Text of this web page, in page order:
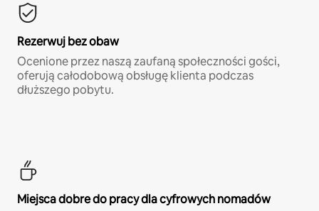
Rezerwuj bez obaw
Ocenione przez naszą zaufaną społeczności gości,
oferują całodobową obsługę klienta podczas
dłuższego pobytu.
Miejsca dobre do pracy dla cyfrowych nomadów